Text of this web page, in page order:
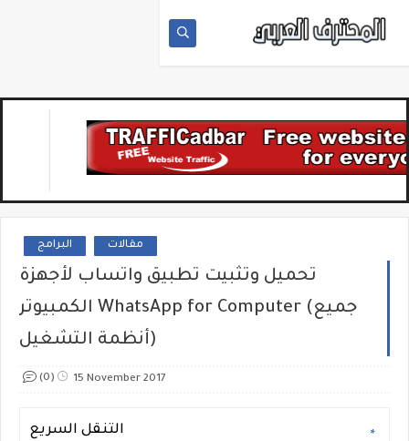
البرامج مقالات
تحميل وتثبيت تطبيق واتساب لأجهزة
الكمبيوتر WhatsApp for Computer (جميع
أنظمة التشغيل)
15 November 2017
(0)
التنقل السريع